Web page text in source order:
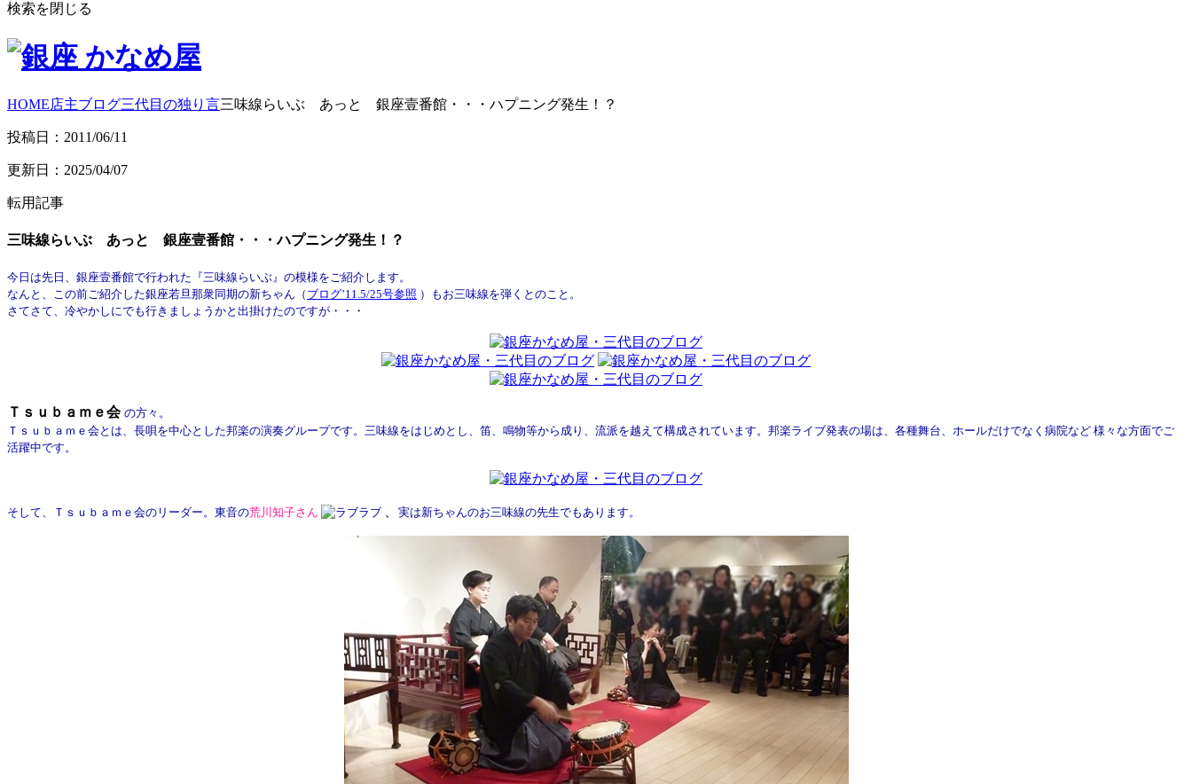
検索を閉じる
HOME店主ブログ三代目の独り言三味線らいぶ あっと 銀座壹番館・・・ハプニング発生！？
投稿日：2011/06/11
更新日：2025/04/07
転用記事
三味線らいぶ あっと 銀座壹番館・・・ハプニング発生！？
今日は先日、銀座壹番館で行われた『三味線らいぶ』の模様をご紹介します。
なんと、この前ご紹介した銀座若旦那衆同期の新ちゃん（ ブログ’11.5/25号参照 ）もお三味線を弾くとのこと。
さてさて、冷やかしにでも行きましょうかと出掛けたのですが・・・
Ｔｓｕｂａｍｅ会 の方々。
Ｔｓｕｂａｍｅ会とは、長唄を中心とした邦楽の演奏グループです。三味線をはじめとし、笛、鳴物等から成り、流派を越えて構成されています。邦楽ライブ発表の場は、各種舞台、ホールだけでなく病院など 様々な方面でご
活躍中です。
そして、Ｔｓｕｂａｍｅ会のリーダー。東音の荒川知子さん 、 実は新ちゃんのお三味線の先生でもあります。